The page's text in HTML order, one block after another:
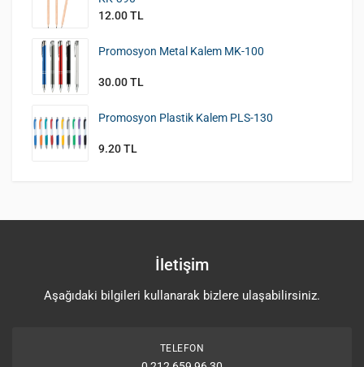
12.00 TL
Promosyon Metal Kalem MK-100
30.00 TL
Promosyon Plastik Kalem PLS-130
9.20 TL
İletişim
Aşağıdaki bilgileri kullanarak bizlere ulaşabilirsiniz.
TELEFON